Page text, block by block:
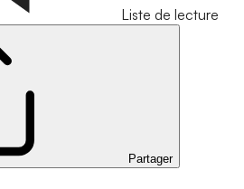
Liste de lecture
Partager